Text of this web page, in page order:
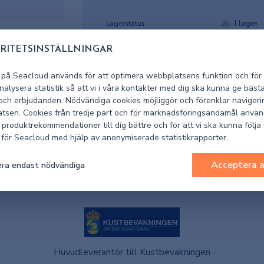
på Seacloud används för att optimera webbplatsens funktion och
statistik så att vi i våra kontakter med dig ska kunna ge
erbjudanden. Nödvändiga cookies möjliggör och förenklar
Cookies från tredje part och för marknadsföringsändamål
till dig bättre och för att vi ska kunna följa
Seacloud med hjälp av anonymiserade statistikrapporter.
endast nödvändiga Acceptera
Lagerstatus I lager
Artikelnummer leverantör
Artikelnummer Seacloud 1071-22525
Huvudleverantör till Kustbevakningen